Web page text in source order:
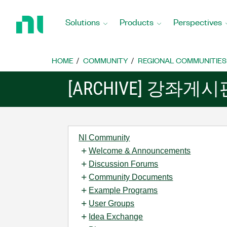
Home
Solutions Products Perspectives
HOME COMMUNITY REGIONAL COMMUNITIES
[ARCHIVE] 강좌게시
NI Community
Welcome & Announcements
Discussion Forums
Community Documents
Example Programs
User Groups
Idea Exchange